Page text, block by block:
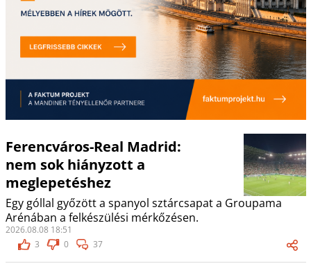
Ferencváros-Real Madrid:
nem sok hiányzott a
meglepetéshez
Egy góllal győzött a spanyol sztárcsapat a Groupama
Arénában a felkészülési mérkőzésen.
2026.08.08 18:51
3
0 37